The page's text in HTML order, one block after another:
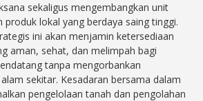
sekaligus mengembangkan unit
produk lokal yang berdaya saing tinggi.
ini akan menjamin ketersediaan
aman, sehat, dan melimpah bagi
tanpa mengorbankan
sekitar. Kesadaran bersama dalam
pengelolaan tanah dan pengolahan